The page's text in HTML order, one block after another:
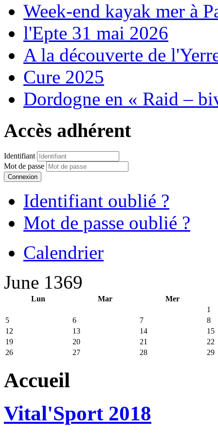
Week-end kayak mer à
l'Epte 31 mai 2026
A la découverte de
Cure 2025
Dordogne en « Raid –
Accès adhérent
Identifiant
Mot de passe
Connexion
Identifiant oublié ?
Mot de passe oublié ?
Calendrier
June 1369
Lun Mar
Mer
1
5
6 7
8
12
13 14
15
19
20 21
22
26
27 28 29
Accueil
Vital'Sport 2018